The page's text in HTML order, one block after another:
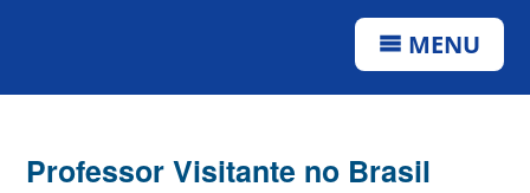
MENU
Professor Visitante no Brasil